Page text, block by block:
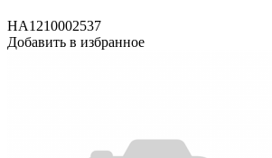
HA1210002537
Добавить в избранное